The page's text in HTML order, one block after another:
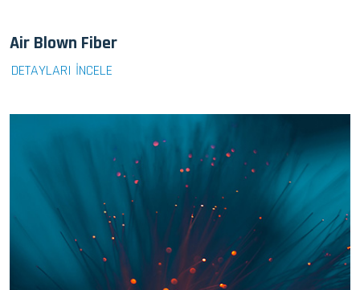
Air Blown Fiber
DETAYLARI İNCELE